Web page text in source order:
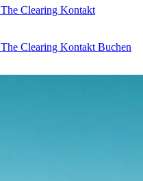
The Clearing Kontakt
The Clearing Kontakt Buchen